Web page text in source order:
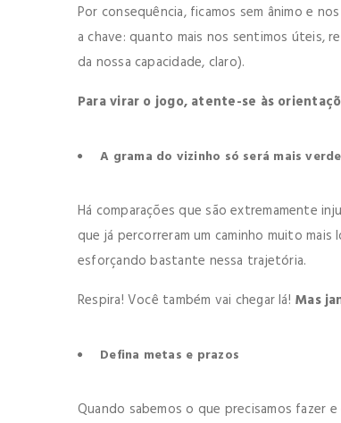
Por consequência, ficamos sem ânimo e
a chave: quanto mais nos sentimos úteis,
da nossa capacidade, claro).
Para virar o jogo, atente-se às
A grama do vizinho só será mais
Há comparações que são extremamente
que já percorreram um caminho muito
esforçando bastante nessa trajetória.
Respira! Você também vai chegar lá! Mas
Defina metas e prazos
Quando sabemos o que precisamos fazer